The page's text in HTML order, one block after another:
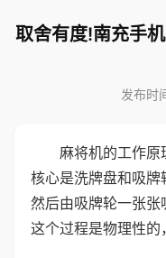
取舍有度!南充手
发布时
麻将机的工作原
核心是洗牌盘和吸牌
然后由吸牌轮一张张
这个过程是物理性的